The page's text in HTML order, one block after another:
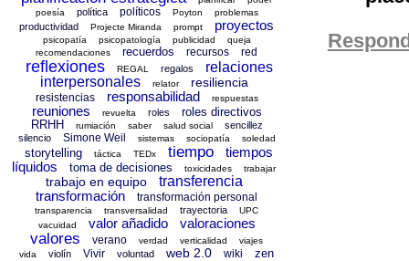
poesía
política políticos Poyton problemas
productividad Projecte Miranda prompt proyectos
psicopatía psicopatología publicidad
queja
recomendaciones
recuerdos recursos red
reflexiones REGAL regalos
relaciones
interpersonales
relator resiliencia
resistencias responsabilidad respuestas
reuniones revuelta roles
roles directivos
RRHH
rumiación saber salud social
sencillez
silencio
Simone Weil sistemas sociopatía soledad
storytelling táctica TEDx tiempo
tiempos
líquidos
toma de decisiones toxicidades trabajar
trabajo en equipo
transferencia
transformación
transformación personal
transparencia transversalidad trayectoria
UPC
vacuidad
valor añadido valoraciones
valores verano verdad verticalidad
viajes
vida
violín Vivir voluntad web 2.0 wiki zen